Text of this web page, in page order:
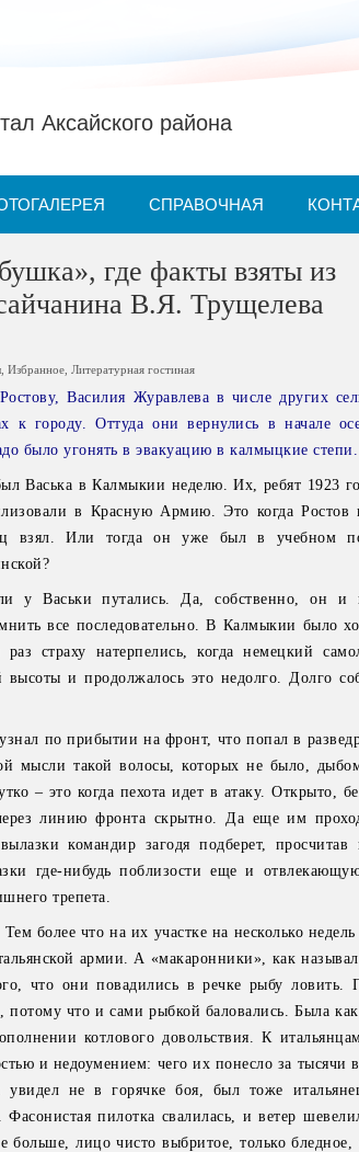
Аксайского района
СПРАВОЧНАЯ
где факты взяты из
В.Я. Трущелева
,Избранное Литературная гостиная
Василия Журавлева в числе других
к городу. Оттуда они вернулись в начале
было угонять в эвакуацию в калмыцкие степи.
Васька в Калмыкии неделю. Их, ребят 1923
в Красную Армию. Это когда Ростов
взял. Или тогда он уже был в учебном
у Васьки путались. Да, собственно, он и
все последовательно. В Калмыкии было
раз страху натерпелись, когда немецкий
и продолжалось это недолго. Долго
по прибытии на фронт, что попал в
мысли такой волосы, которых не было,
– это когда пехота идет в атаку. Открыто,
линию фронта скрытно. Да еще им
командир загодя подберет, просчитав
где-нибудь поблизости еще и отвлекающую
трепета.
более что на их участке на несколько недель
армии. А «макаронники», как
что они повадились в речке рыбу ловить.
потому что и сами рыбкой баловались. Была
котлового довольствия. К
и недоумением: чего их понесло за тысячи
увидел не в горячке боя, был тоже
пилотка свалилась, и ветер
лицо чисто выбритое, только бледное,